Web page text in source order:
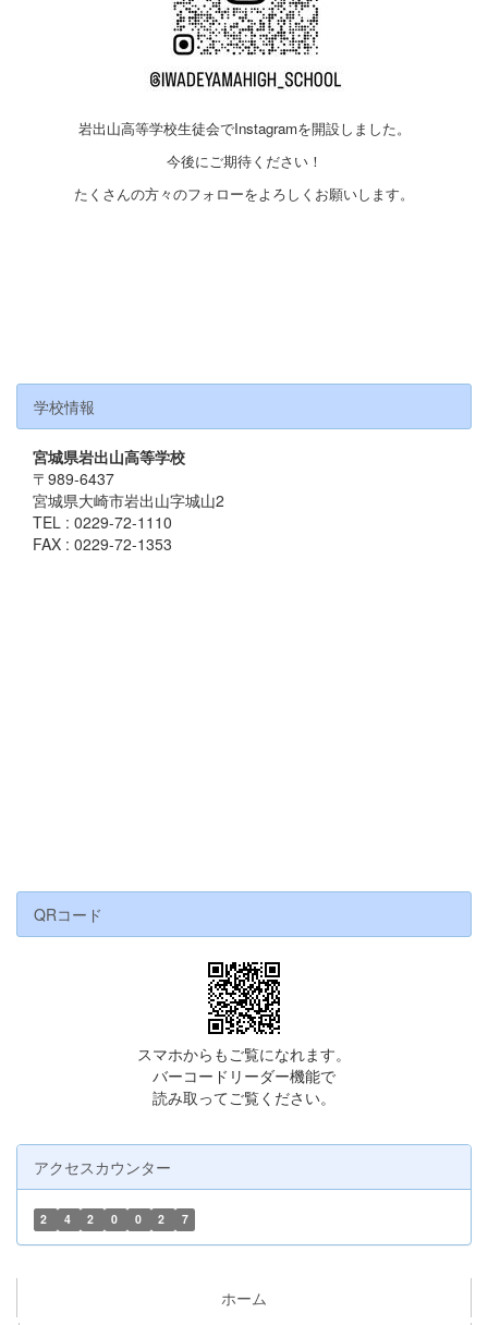
岩出山高等学校生徒会でInstagramを開設しました。
今後にご期待ください！
たくさんの方々のフォローをよろしくお願いします。
学校情報
宮城県岩出山高等学校
〒989-6437
宮城県大崎市岩出山字城山2
TEL : 0229-72-1110
FAX : 0229-72-1353
QRコード
スマホからもご覧になれます。
バーコードリーダー機能で
読み取ってご覧ください。
アクセスカウンター
2 4 2 0 0 2 7
ホーム